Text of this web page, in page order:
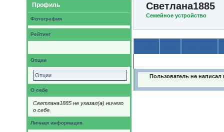
Профиль
Фотография
Рейтинг
Опции
Опции
О себе
Светлана1885 не указал(а) ничего
о себе.
Личная информация
Светлана1885
Семейное устройство
Пользователь не написал